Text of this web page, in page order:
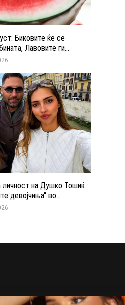
Биковите ќе се
Лавовите ги...
на Душко Тошиќ
девојчиња“ во...